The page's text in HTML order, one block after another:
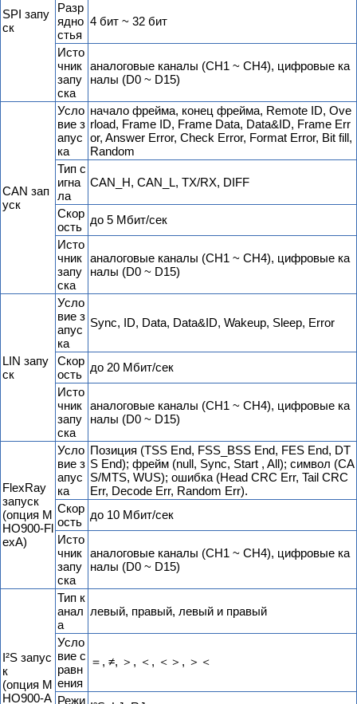
SPI запу
ск
Разр
ядно
стья
4 бит ~ 32 бит
Исто
чник
запу
ска
аналоговые каналы (CH1 ~ CH4), цифровые ка
налы (D0 ~ D15)
CAN зап
уск
Усло
вие з
апус
ка
начало фрейма, конец фрейма, Remote ID, Ove
rload, Frame ID, Frame Data, Data&ID, Frame Err
or, Answer Error, Check Error, Format Error, Bit fill,
Random
Тип с
игна
ла
CAN_H, CAN_L, TX/RX, DIFF
Скор
ость
до 5 Мбит/сек
Исто
чник
запу
ска
аналоговые каналы (CH1 ~ CH4), цифровые ка
налы (D0 ~ D15)
LIN запу
ск
Усло
вие з
апус
ка
Sync, ID, Data, Data&ID, Wakeup, Sleep, Error
Скор
ость
до 20 Мбит/сек
Исто
чник
запу
ска
аналоговые каналы (CH1 ~ CH4), цифровые ка
налы (D0 ~ D15)
FlexRay
запуск
(опция M
HO900-Fl
exA)
Усло
вие з
апус
ка
Позиция (TSS End, FSS_BSS End, FES End, DT
S End); фрейм (null, Sync, Start , All); символ (CA
S/MTS, WUS); ошибка (Head CRC Err, Tail CRC
Err, Decode Err, Random Err).
Скор
ость
до 10 Мбит/сек
Исто
чник
запу
ска
аналоговые каналы (CH1 ~ CH4), цифровые ка
налы (D0 ~ D15)
I²S запус
к
(опция M
HO900-A
Тип к
анал
а
левый, правый, левый и правый
Усло
вие с
равн
ения
＝, ≠, ＞, ＜, ＜＞, ＞＜
Режи